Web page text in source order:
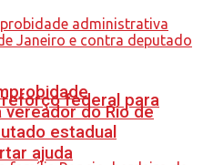
federal para
ajuda
do Rio de
estadual